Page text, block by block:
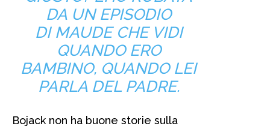
DA UN EPISODIO
DI MAUDECHE VIDI
QUANDO ERO
BAMBINO, QUANDO LEI
PARLA DEL PADRE.
Bojack non ha buone storie sulla